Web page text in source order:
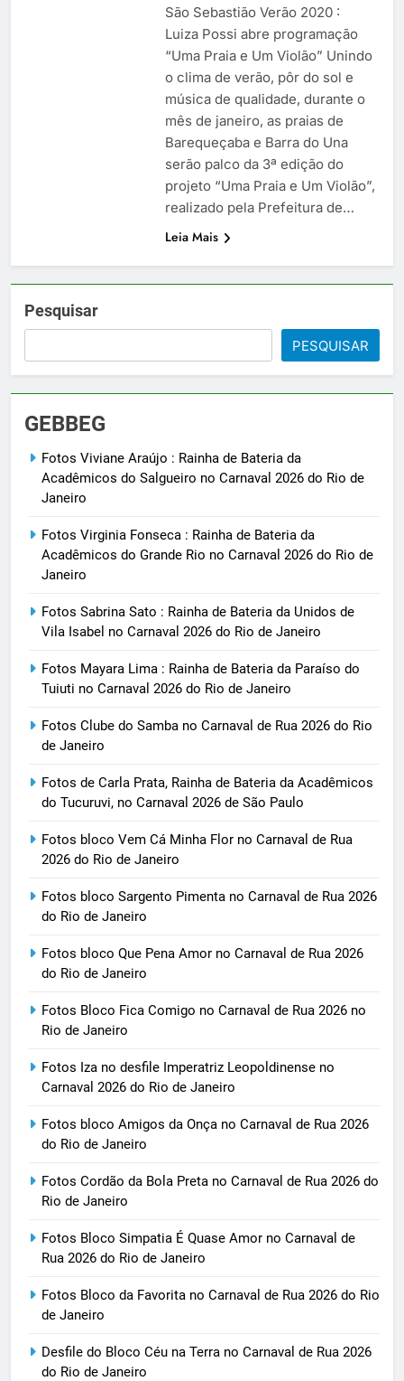
São Sebastião Verão 2020 :
Luiza Possi abre programação
“Uma Praia e Um Violão” Unindo
o clima de verão, pôr do sol e
música de qualidade, durante o
mês de janeiro, as praias de
Barequeçaba e Barra do Una
serão palco da 3ª edição do
projeto “Uma Praia e Um Violão”,
realizado pela Prefeitura de…
Leia Mais
Pesquisar
PESQUISAR
GEBBEG
Fotos Viviane Araújo : Rainha de Bateria da
Acadêmicos do Salgueiro no Carnaval 2026 do Rio de
Janeiro
Fotos Virginia Fonseca : Rainha de Bateria da
Acadêmicos do Grande Rio no Carnaval 2026 do Rio de
Janeiro
Fotos Sabrina Sato : Rainha de Bateria da Unidos de
Vila Isabel no Carnaval 2026 do Rio de Janeiro
Fotos Mayara Lima : Rainha de Bateria da Paraíso do
Tuiuti no Carnaval 2026 do Rio de Janeiro
Fotos Clube do Samba no Carnaval de Rua 2026 do Rio
de Janeiro
Fotos de Carla Prata, Rainha de Bateria da Acadêmicos
do Tucuruvi, no Carnaval 2026 de São Paulo
Fotos bloco Vem Cá Minha Flor no Carnaval de Rua
2026 do Rio de Janeiro
Fotos bloco Sargento Pimenta no Carnaval de Rua 2026
do Rio de Janeiro
Fotos bloco Que Pena Amor no Carnaval de Rua 2026
do Rio de Janeiro
Fotos Bloco Fica Comigo no Carnaval de Rua 2026 no
Rio de Janeiro
Fotos Iza no desfile Imperatriz Leopoldinense no
Carnaval 2026 do Rio de Janeiro
Fotos bloco Amigos da Onça no Carnaval de Rua 2026
do Rio de Janeiro
Fotos Cordão da Bola Preta no Carnaval de Rua 2026 do
Rio de Janeiro
Fotos Bloco Simpatia É Quase Amor no Carnaval de
Rua 2026 do Rio de Janeiro
Fotos Bloco da Favorita no Carnaval de Rua 2026 do Rio
de Janeiro
Desfile do Bloco Céu na Terra no Carnaval de Rua 2026
do Rio de Janeiro